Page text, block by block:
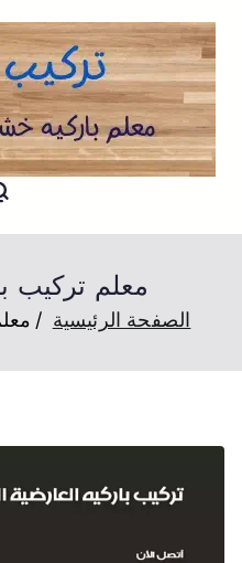
معلم تركيب
الصفحة الرئيسية